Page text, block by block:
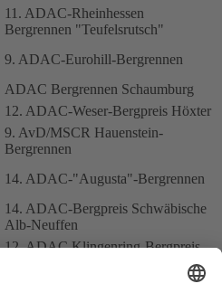
11. ADAC-Rheinhessen
Bergrennen "Teufelsrutsch"
9. ADAC-Eurohill-Bergrennen
ADAC Bergrennen Schaumburg
12. ADAC-Weser-Bergpreis Höxter
9. AvD/MSCR Hauenstein-
Bergrennen
14. ADAC-"Augusta"-Bergrennen
14. ADAC-Bergpreis Schwäbische
Alb-Neuffen
12. ADAC Klingenring-Bergpreis